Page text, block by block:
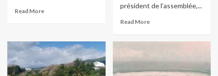
Read More
président de l’assemblée,...
Read More